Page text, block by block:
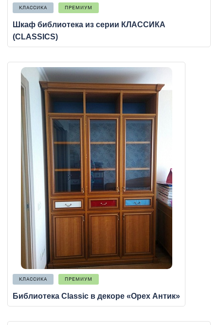
КЛАССИКА ПРЕМИУМ
Шкаф библиотека из серии КЛАССИКА
(CLASSICS)
КЛАССИКА ПРЕМИУМ
Библиотека Classic в декоре «Орех Антик»